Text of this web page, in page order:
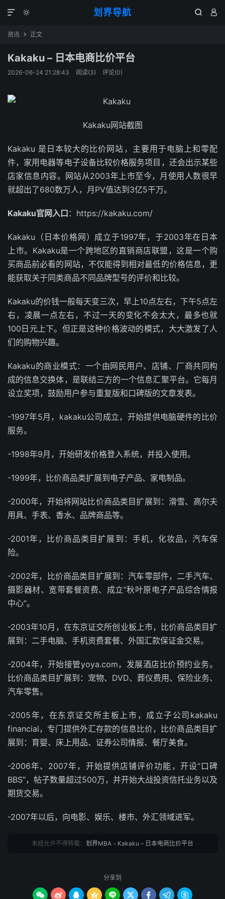
划界导航
  

资讯  正文
Kakaku – 日本电商比价平台
2026-06-24 21:28:43 阅读(3) 评论(0)
Kakaku网站截图
Kakaku 是日本较大的比价网站，主要用于电脑上和零配
件，家用电器等电子设备比较价格服务项目，还会出示某些
店家信息内容。网站从2003年上市至今，月使用人数很早
就超出了680数万人，月PV值达到3亿5干万。
Kakaku官网入口 ：https://kakaku.com/
Kakaku（日本价格网）成立于1997年，于2003年在日本
上市。Kakaku是一个跨地区的直销商店联盟，这是一个购
买商品前必看的网站，不仅能得到相对最低的价格信息，更
能获取关于同类商品不同品牌型号的评价和比较。
Kakaku的价钱一般每天变三次，早上10点左右，下午5点左
右，凌晨一点左右，不过一天的变化不会太大，最多也就
100日元上下。但正是这种价格波动的模式，大大激发了人
们的购物兴趣。
Kakaku的商业模式：一个由网民用户、店铺、厂商共同构
成的信息交换体，是联结三方的一个信息汇聚平台。它每月
设立奖项，鼓励用户参与重复版和口碑版的文章发表。
-1997年5月，kakaku公司成立，开始提供电脑硬件的比价
服务。
-1998年9月，开始研发价格登入系统，并投入使用。
-1999年，比价商品类扩展到电子产品、家电制品。
-2000年，开始将网站比价商品类目扩展到：滑雪、高尔夫
用具、手表、香水、品牌商品等。
-2001年，比价商品类目扩展到：手机，化妆品，汽车保
险。
-2002年，比价商品类目扩展到：汽车零部件，二手汽车、
摄影器材、宽带套餐资费、成立“秋叶原电子产品综合情报
中心”。
-2003年10月，在东京证交所创业板上市，比价商品类目扩
展到：二手电脑、手机资费套餐、外国汇款保证金交易。
-2004年，开始接管yoya.com，发展酒店比价预约业务。
比价商品类目扩展到：宠物、DVD、葬仪费用、保险业务、
汽车零售。
-2005年，在东京证交所主板上市，成立子公司kakaku
financial，专门提供外汇存款的信息比价，比价商品类目扩
展到：育婴、床上用品、证券公司情报、餐厅美食。
-2006年、2007年，开始提供店铺评价功能，开设“口碑
BBS”，帖子数量超过500万，并开始大战投资信托业务以及
期货交易。
-2007年以后，向电影、娱乐、楼市、外汇领域进军。
未经允许不得转载： 划界MBA » Kakaku – 日本电商比价平台
分享到
        